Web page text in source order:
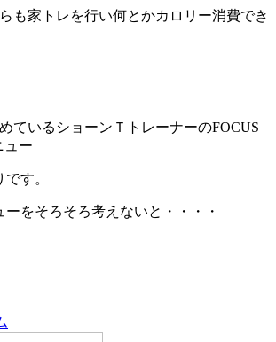
も家トレを行い何とかカロリー消費でき
ているショーンＴトレーナーのFOCUS
ュー
す。
をそろそろ考えないと・・・・